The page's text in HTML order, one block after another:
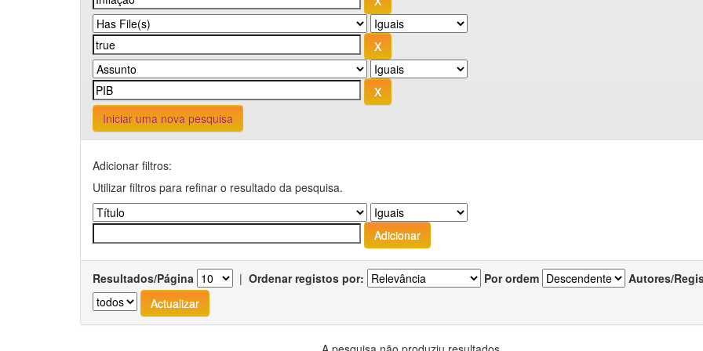
Iniciar uma nova pesquisa
Adicionar filtros:
Utilizar filtros para refinar o resultado da pesquisa.
Resultados/Página | Ordenar registos por: Por ordem Autores/